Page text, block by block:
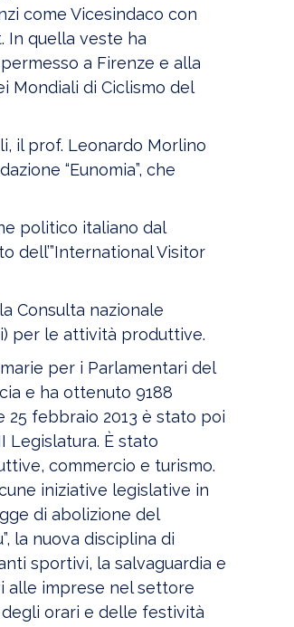
come Vicesindaco con
In quella veste ha
a Firenze e alla
Mondiali di Ciclismo del
il prof. Leonardo Morlino
“Eunomia”, che
politico italiano dal
dell’”International Visitor
Consulta nazionale
per le attività produttive.
per i Parlamentari del
e ha ottenuto 9188
febbraio 2013 è stato poi
Legislatura. È stato
commercio e turismo.
iniziative legislative in
di abolizione del
la nuova disciplina di
sportivi, la salvaguardia e
alle imprese nel settore
orari e delle festività